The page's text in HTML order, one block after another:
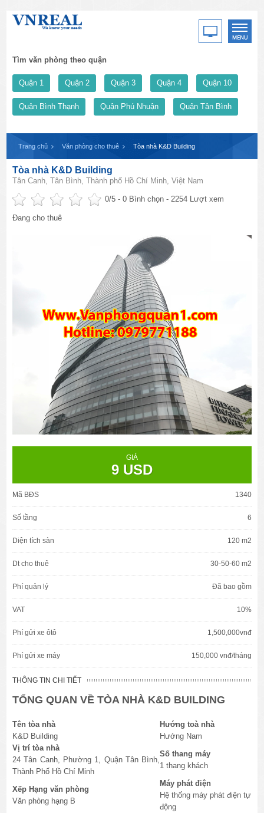
Tìm văn phòng theo quận
Quận 1 Quận 2 Quận 3 Quận 4 Quận 10
Quận Bình Thạnh Quận Phú Nhuận Quận Tân Bình
Trang chủ Văn phòng cho thuê Tòa nhà K&D Building
Tòa nhà K&D Building
Tân Canh, Tân Bình, Thành phố Hồ Chí Minh, Việt Nam
0/5 -0 Bình chọn - 2254 Lượt xem
Đang cho thuê
GIÁ
9 USD
Mã BĐS 1340
Số tầng 6
Diện tích sàn 120 m2
Dt cho thuê 30-50-60 m2
Phí quản lý Đã bao gồm
VAT 10%
Phí gửi xe ôtô 1,500,000vnđ
Phí gửi xe máy 150,000 vnđ/tháng
THÔNG TIN CHI TIẾT
TỔNG QUAN VỀ TÒA NHÀ K&D BUILDING
Tên tòa nhà
K&D Building
Hướng toà nhà
Hướng Nam
Vị trí tòa nhà
24 Tân Canh, Phường 1, Quận Tân Bình,
Thành Phố Hồ Chí Minh
Số thang máy
1 thang khách
Xếp Hạng văn phòng
Văn phòng hạng B
Máy phát điện
Hệ thống máy phát điện tự
động